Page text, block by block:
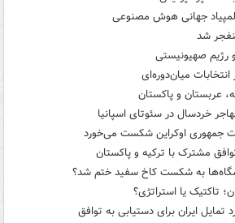
جهانی هوش مصنوعی
شد
رژیم صهیونیستی
میان‌دوره‌ای
عربستان و پاکستان
جمهوری اوکراین شکست می‌خورد
مشترک با ترکیه و پاکستان
به شکست کاخ سفید ختم شد؟
تاکتیک یا استراتژی؟
تمایل ایران برای دستیابی به توافق